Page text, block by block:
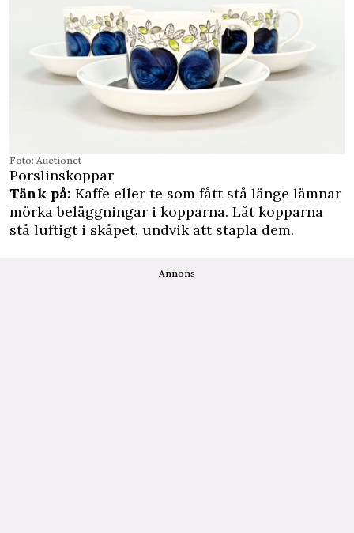
Foto: Auctionet
Porslinskoppar
Tänk på: Kaffe eller te som fått stå länge lämnar
mörka beläggningar i kopparna. Låt kopparna
stå luftigt i skåpet, undvik att stapla dem.
Annons